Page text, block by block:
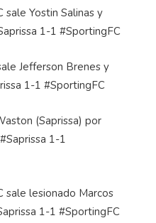
Yostin Salinas y
1-1 #SportingFC
Jefferson Brenes y
1-1 #SportingFC
(Saprissa) por
1-1
sale lesionado Marcos
1-1 #SportingFC